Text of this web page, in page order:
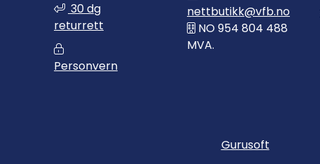
nettbutikk@vfb.no
NO 954 804 488
MVA.
30 dg
returrett
Personvern
Gurusoft